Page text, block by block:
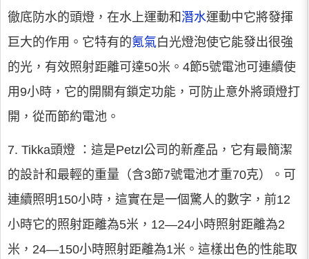
徹底防水的頭燈，在水上運動和 潛水運動中它將發揮
巨大的作用。它特有的氪氣白光燈泡使它能發出很強
的光，有效照射距離可達50米。4節5號電池可連續使
用9小時，它的開關有鎖定功能，可防止意外將頭燈打
開，從而節約電池。
7. Tikka頭燈 ：這是Petzl公司的新產品，它有最簡潔
的設計和最輕的重量（含3節7號電池才重70克）。可
連續照明150小時，這實在是一個驚人的數字，前12
小時它的照射距離為5米，12—24小時照射距離為2
米，24—150小時照射距離為1米。這樣出色的性能取